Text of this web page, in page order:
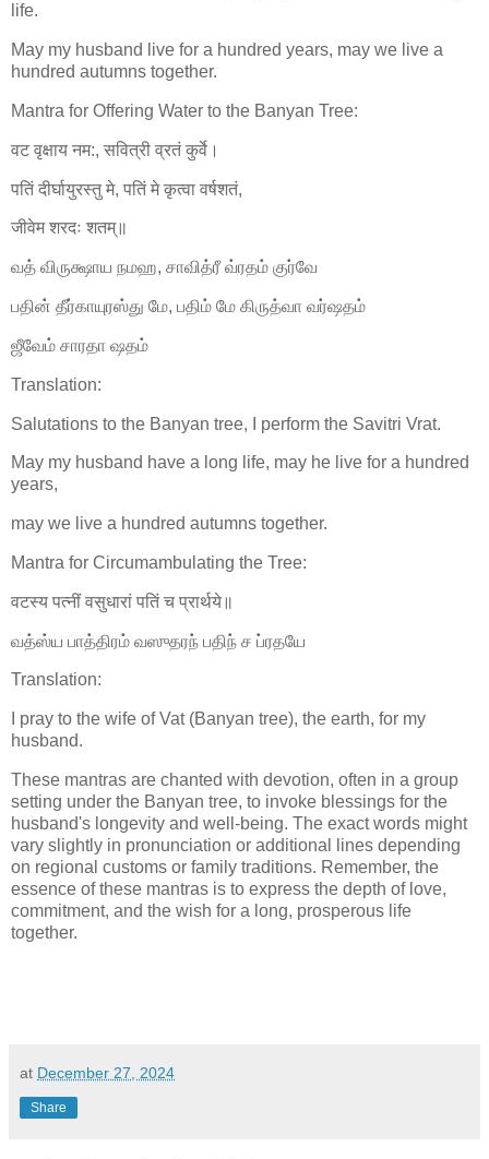
life.
May my husband live for a hundred years, may we live a
hundred autumns together.
Mantra for Offering Water to the Banyan Tree:
वट वृक्षाय नम:, सवित्री व्रतं कुर्वे।
पतिं दीर्घायुरस्तु मे, पतिं मे कृत्वा वर्षशतं,
जीवेम शरदः शतम्॥
வத் விருக்ஷாய நமஹ, சாவித்ரீ வ்ரதம் குர்வே
பதின் தீர்காயுரஸ்து மே, பதிம் மே கிருத்வா வர்ஷதம்
ஜீவேம் சாரதா ஷதம்
Translation:
Salutations to the Banyan tree, I perform the Savitri Vrat.
May my husband have a long life, may he live for a hundred
years,
may we live a hundred autumns together.
Mantra for Circumambulating the Tree:
वटस्य पत्नीं वसुधारां पतिं च प्रार्थये॥
வத்ஸ்ய பாத்திரம் வஸுதரந் பதிந் ச ப்ரதயே
Translation:
I pray to the wife of Vat (Banyan tree), the earth, for my
husband.
These mantras are chanted with devotion, often in a group
setting under the Banyan tree, to invoke blessings for the
husband's longevity and well-being. The exact words might
vary slightly in pronunciation or additional lines depending
on regional customs or family traditions. Remember, the
essence of these mantras is to express the depth of love,
commitment, and the wish for a long, prosperous life
together.
at December 27, 2024
Share